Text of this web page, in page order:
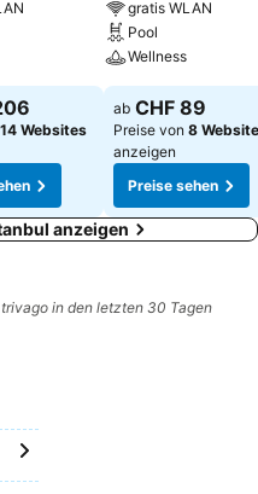
14 Websites
gratis WLAN
Pool
Wellness
ab CHF 89
Preise von 8
anzeigen
Preise sehen
anzeigen
in den letzten 30 Tagen